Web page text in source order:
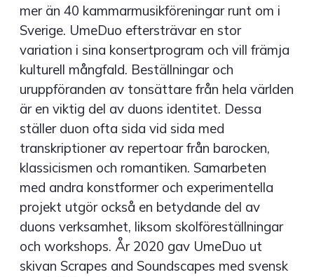
mer än 40 kammarmusikföreningar runt om i
Sverige. UmeDuo eftersträvar en stor
variation i sina konsertprogram och vill främja
kulturell mångfald. Beställningar och
uruppföranden av tonsättare från hela världen
är en viktig del av duons identitet. Dessa
ställer duon ofta sida vid sida med
transkriptioner av repertoar från barocken,
klassicismen och romantiken. Samarbeten
med andra konstformer och experimentella
projekt utgör också en betydande del av
duons verksamhet, liksom skolföreställningar
och workshops. År 2020 gav UmeDuo ut
skivan Scrapes and Soundscapes med svensk